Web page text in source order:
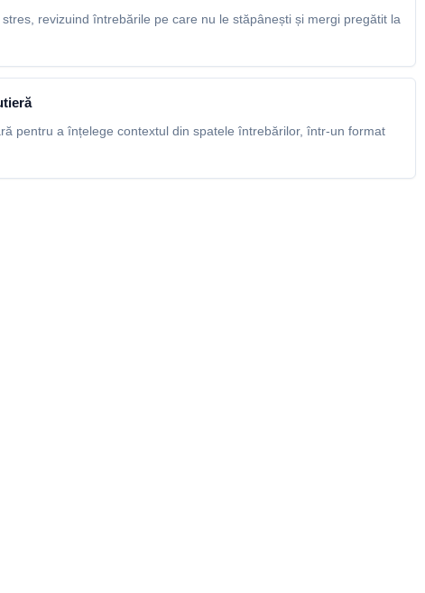
revizuind întrebările pe care nu le stăpânești și mergi pregătit la
pentru a înțelege contextul din spatele întrebărilor, într-un format